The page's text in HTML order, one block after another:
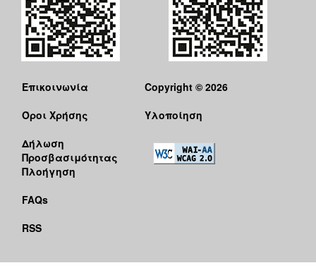
Επικοινωνία
Όροι Χρήσης
Δήλωση
Προσβασιμότητας
Πλοήγηση
FAQs
RSS
Copyright © 2026
Υλοποίηση